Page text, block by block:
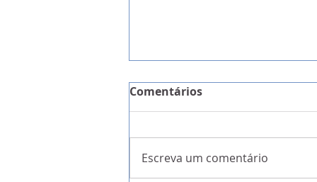
Comentários
Escreva um comentário